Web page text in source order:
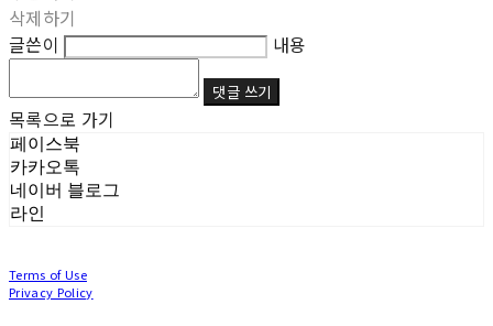
삭제하기
글쓴이
내용
댓글 쓰기
목록으로 가기
페이스북
카카오톡
네이버 블로그
라인
Terms of Use
Privacy Policy